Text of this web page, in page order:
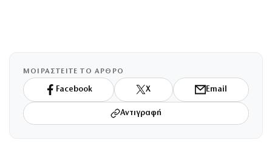
ΜΟΙΡΑΣΤΕΙΤΕ ΤΟ ΑΡΘΡΟ
Facebook X Email
Αντιγραφή